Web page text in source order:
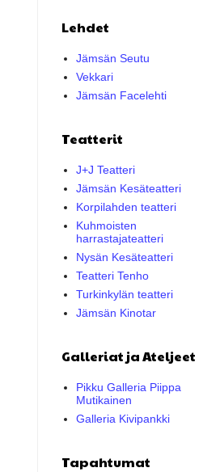
Lehdet
Jämsän Seutu
Vekkari
Jämsän Facelehti
Teatterit
J+J Teatteri
Jämsän Kesäteatteri
Korpilahden teatteri
Kuhmoisten
harrastajateatteri
Nysän Kesäteatteri
Teatteri Tenho
Turkinkylän teatteri
Jämsän Kinotar
Galleriat ja Ateljeet
Pikku Galleria Piippa
Mutikainen
Galleria Kivipankki
Tapahtumat